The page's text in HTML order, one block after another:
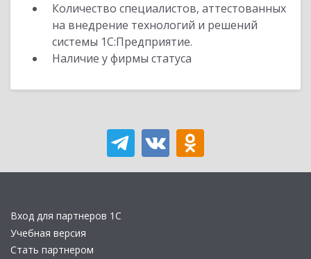
Количество специалистов, аттестованных
на внедрение технологий и решений
системы 1С:Предприятие.
Наличие у фирмы статуса
Вход для партнеров 1С
Учебная версия
Стать партнером